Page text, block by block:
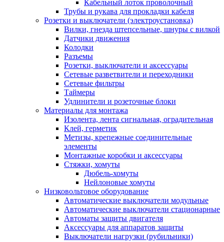
Кабельный лоток проволочный
Трубы и рукава для прокладки кабеля
Розетки и выключатели (электроустановка)
Вилки, гнезда штепсельные, шнуры с вилкой
Датчики движения
Колодки
Разъемы
Розетки, выключатели и аксессуары
Сетевые разветвители и переходники
Сетевые фильтры
Таймеры
Удлинители и розеточные блоки
Материалы для монтажа
Изолента, лента сигнальная, оградительная
Клей, герметик
Метизы, крепежные соединительные
элементы
Монтажные коробки и аксессуары
Стяжки, хомуты
Дюбель-хомуты
Нейлоновые хомуты
Низковольтовое оборудование
Автоматические выключатели модульные
Автоматические выключатели стационарные
Автоматы защиты двигателя
Аксессуары для аппаратов защиты
Выключатели нагрузки (рубильники)